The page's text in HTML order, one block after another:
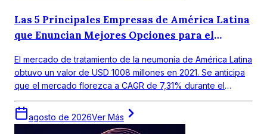
Las 5 Principales Empresas de América Latina
que Enuncian Mejores Opciones para el
El mercado de tratamiento de la neumonía de América Latina
obtuvo un valor de USD 1008 millones en 2021. Se anticipa
que el mercado florezca a CAGR de 7,31% durante el
periodo de pronóstico 2022-2027.
agosto de 2026Ver Más